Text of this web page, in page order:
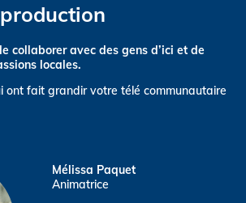
collaborer avec des gens d’ici et de
locales.
ont fait grandir votre télé communautaire
Mélissa Paquet
Animatrice